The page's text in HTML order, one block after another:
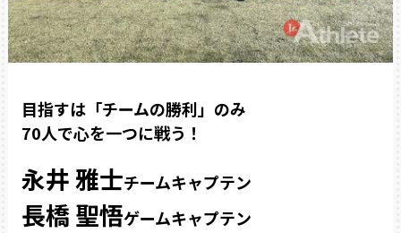
目指すは「チームの勝利」のみ
70人で心を一つに戦う！
永井 雅士チームキャプテン
長橋 聖悟ゲームキャプテン